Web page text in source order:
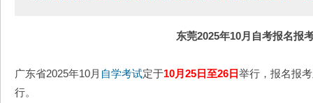
东莞2025年10月自考报名报
广东省2025年10月 自学考试定于10月25日至26日举行，报名报
行。